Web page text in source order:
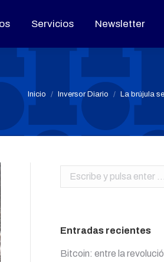
Servicios Newsletter
Estás aquí:
Inicio Inversor Diario La brújula
Buscar:
Entradas recientes
Bitcoin: entre la
Servicios Newsletter